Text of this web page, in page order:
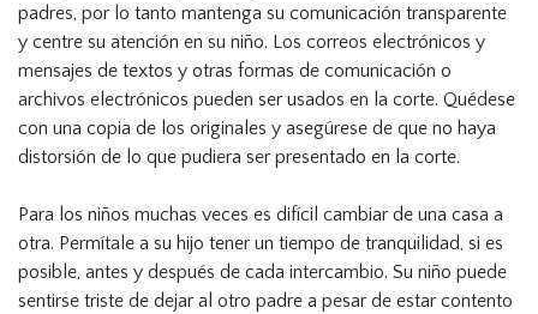
padres, por lo tanto mantenga su comunicación transparente
y centre su atención en su niño. Los correos electrónicos y
mensajes de textos y otras formas de comunicación o
archivos electrónicos pueden ser usados en la corte. Quédese
con una copia de los originales y asegúrese de que no haya
distorsión de lo que pudiera ser presentado en la corte.
Para los niños muchas veces es difícil cambiar de una casa a
otra. Permítale a su hijo tener un tiempo de tranquilidad, si es
posible, antes y después de cada intercambio. Su niño puede
sentirse triste de dejar al otro padre a pesar de estar contento